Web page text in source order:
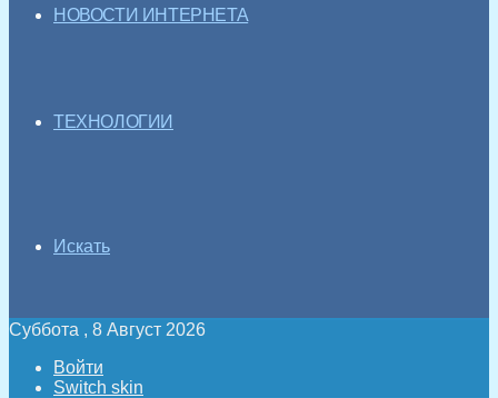
НОВОСТИ ИНТЕРНЕТА
ТЕХНОЛОГИИ
Искать
Суббота , 8 Август 2026
Войти
Switch skin